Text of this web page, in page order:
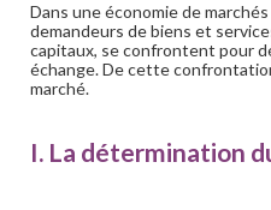
Dans une économie de
demandeurs de biens et
capitaux, se confrontent pour
échange. De cette
marché.
I. La détermination